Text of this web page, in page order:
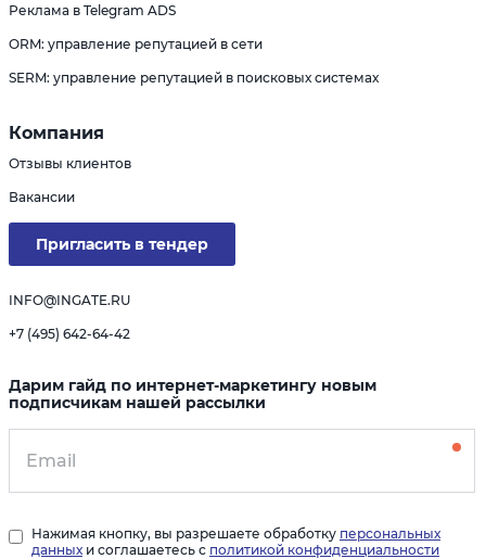
Реклама в Telegram ADS
ORM: управление репутацией в сети
SERM: управление репутацией в поисковых системах
Компания
Отзывы клиентов
Вакансии
Пригласить в тендер
INFO@INGATE.RU
+7 (495) 642-64-42
Дарим гайд по интернет-маркетингу новым
подписчикам нашей рассылки
Нажимая кнопку, вы разрешаете обработку персональных
данных и соглашаетесь с политикой конфиденциальности